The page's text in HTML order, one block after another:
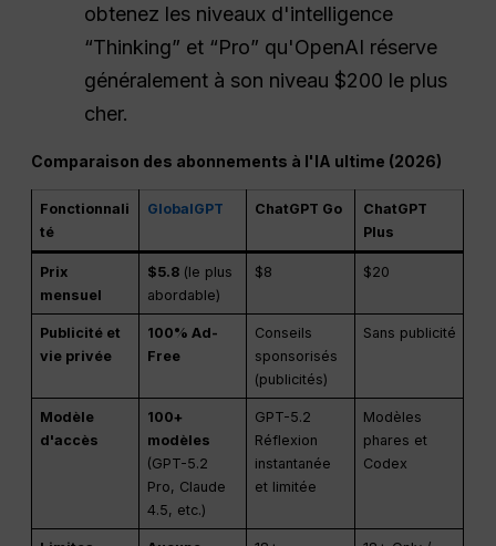
obtenez les niveaux d'intelligence
“Thinking” et “Pro” qu'OpenAI réserve
généralement à son niveau $200 le plus
cher.
Comparaison des abonnements à l'IA ultime (2026)
Fonctionnali
té
GlobalGPT ChatGPT Go
ChatGPT
Plus
Prix
mensuel
$5.8(le plus
abordable)
$8 $20
Publicité et
vie privée
100% Ad-
Free
Conseils
sponsorisés
(publicités)
Sans publicité
Modèle
d'accès
100+
modèles
(GPT-5.2
Pro, Claude
4.5, etc.)
GPT-5.2
Réflexion
instantanée
et limitée
Modèles
phares et
Codex